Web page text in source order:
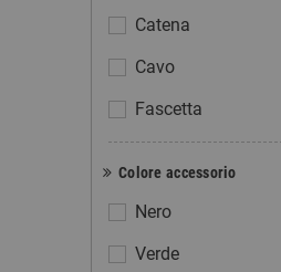
Catena
Cavo
Fascetta
Colore accessorio
Nero
Verde